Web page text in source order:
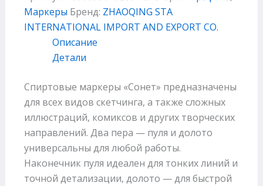
Маркеры Бренд: ZHAOQING STA
INTERNATIONAL IMPORT AND EXPORT CO.
Описание
Детали
Спиртовые маркеры «Сонет» предназначены
для всех видов скетчинга, а также сложных
иллюстраций, комиксов и других творческих
направлений. Два пера — пуля и долото
универсальны для любой работы.
Наконечник пуля идеален для тонких линий и
точной детализации, долото — для быстрой